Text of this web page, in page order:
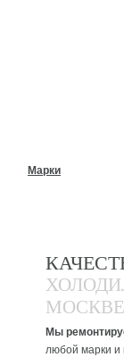
Марки
МОСКВЕ
Мы
любой марки и